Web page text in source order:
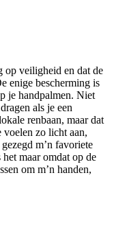
op veiligheid en dat de
enige bescherming is
je handpalmen. Niet
als je een
renbaan, maar dat
voelen zo licht aan,
m’n favoriete
maar omdat op de
om m’n handen,